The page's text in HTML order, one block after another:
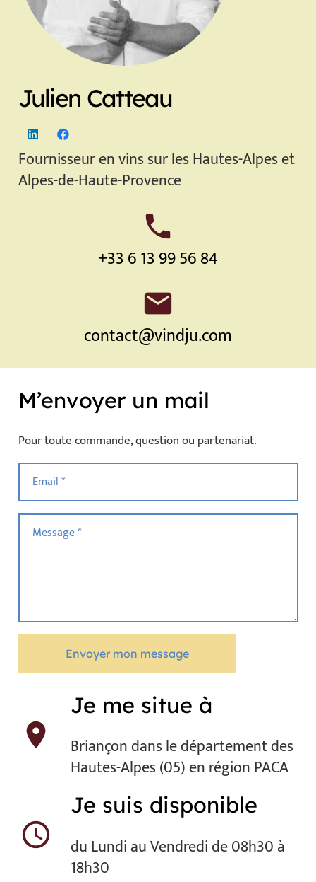
Julien Catteau
Fournisseur en vins sur les Hautes-Alpes et
Alpes-de-Haute-Provence
phone
+33 6 13 99 56 84
mail
contact@vindju.com
M’envoyer un mail
Pour toute commande, question ou partenariat.
Email *
Message *
Envoyer mon message
location_on
Je me situe à
Briançon dans le département des
Hautes-Alpes (05) en région PACA
schedule
Je suis disponible
du Lundi au Vendredi de 08h30 à
18h30